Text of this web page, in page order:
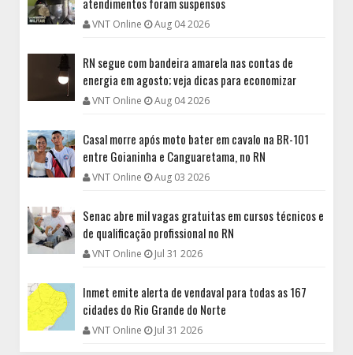
VNT Online Aug 04 2026
RN segue com bandeira amarela nas contas de
energia em agosto; veja dicas para economizar
VNT Online Aug 04 2026
Casal morre após moto bater em cavalo na BR-101
entre Goianinha e Canguaretama, no RN
VNT Online Aug 03 2026
Senac abre mil vagas gratuitas em cursos técnicos e
de qualificação profissional no RN
VNT Online Jul 31 2026
Inmet emite alerta de vendaval para todas as 167
cidades do Rio Grande do Norte
VNT Online Jul 31 2026